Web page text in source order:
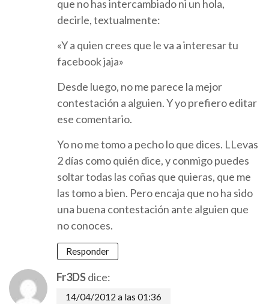
que no has intercambiado ni un hola,
decirle, textualmente:
«Y a quien crees que le va a interesar tu
facebook jaja»
Desde luego, no me parece la mejor
contestación a alguien. Y yo prefiero editar
ese comentario.
Yo no me tomo a pecho lo que dices. LLevas
2 días como quién dice, y conmigo puedes
soltar todas las coñas que quieras, que me
las tomo a bien. Pero encaja que no ha sido
una buena contestación ante alguien que
no conoces.
Responder
Fr3DSdice:
14/04/2012 a las 01:36